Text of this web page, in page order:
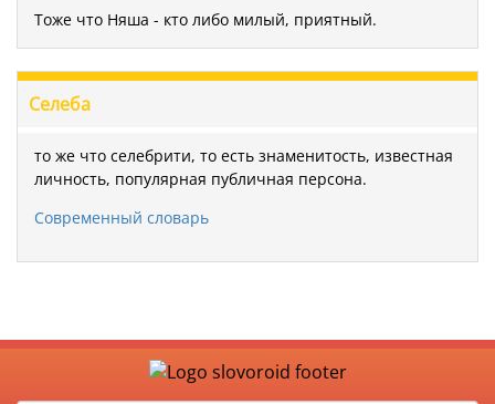
Тоже что Няша - кто либо милый, приятный.
Селеба
то же что селебрити, то есть знаменитость, известная
личность, популярная публичная персона.
Современный словарь